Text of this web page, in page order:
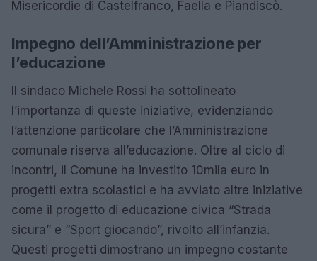
Misericordie di Castelfranco, Faella e Piandiscò.
Impegno dell’Amministrazione per
l’educazione
Il sindaco Michele Rossi ha sottolineato
l’importanza di queste iniziative, evidenziando
l’attenzione particolare che l’Amministrazione
comunale riserva all’educazione. Oltre al ciclo di
incontri, il Comune ha investito 10mila euro in
progetti extra scolastici e ha avviato altre iniziative
come il progetto di educazione civica “Strada
sicura” e “Sport giocando”, rivolto all’infanzia.
Questi progetti dimostrano un impegno costante